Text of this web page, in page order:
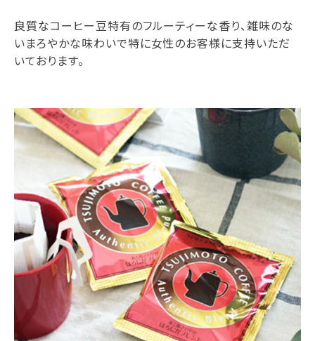
良質なコーヒー豆特有のフルーティーな香り、雑味のな
いまろやかな味わいで特に女性のお客様に支持いただ
いております。